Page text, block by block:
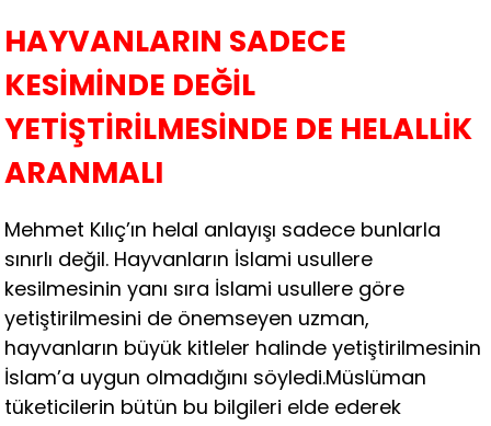
HAYVANLARIN SADECE
KESİMİNDE DEĞİL
YETİŞTİRİLMESİNDE DE HELALLİK
ARANMALI
Mehmet Kılıç’ın helal anlayışı sadece bunlarla
sınırlı değil. Hayvanların İslami usullere
kesilmesinin yanı sıra İslami usullere göre
yetiştirilmesini de önemseyen uzman,
hayvanların büyük kitleler halinde yetiştirilmesinin
İslam’a uygun olmadığını söyledi.Müslüman
tüketicilerin bütün bu bilgileri elde ederek